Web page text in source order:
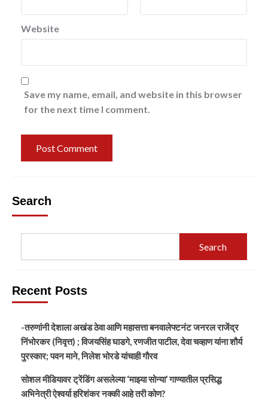
Website
Save my name, email, and website in this browser
for the next time I comment.
Search
Search
Recent Posts
-तरुणांनी देशाला अखंड ठेवा आणि महासत्ता बनवालेफ्टनंट जनरल राजेंद्र
निंभोरकर (निवृत्त) ; विजयसिंह घाडगे, रणजीत पाटील, देवा चव्हाण यांना शौर्य
पुरस्कार; पवन माने, निलेश भोरडे यांचाही गौरव
सोशल मीडियावर ट्रेंडिंग असलेल्या ‘माझ्या सोन्या’ गाण्यातील प्रसिद्ध
अभिनेत्री ऐश्वर्या हरिशंकर नक्की आहे तरी कोण?